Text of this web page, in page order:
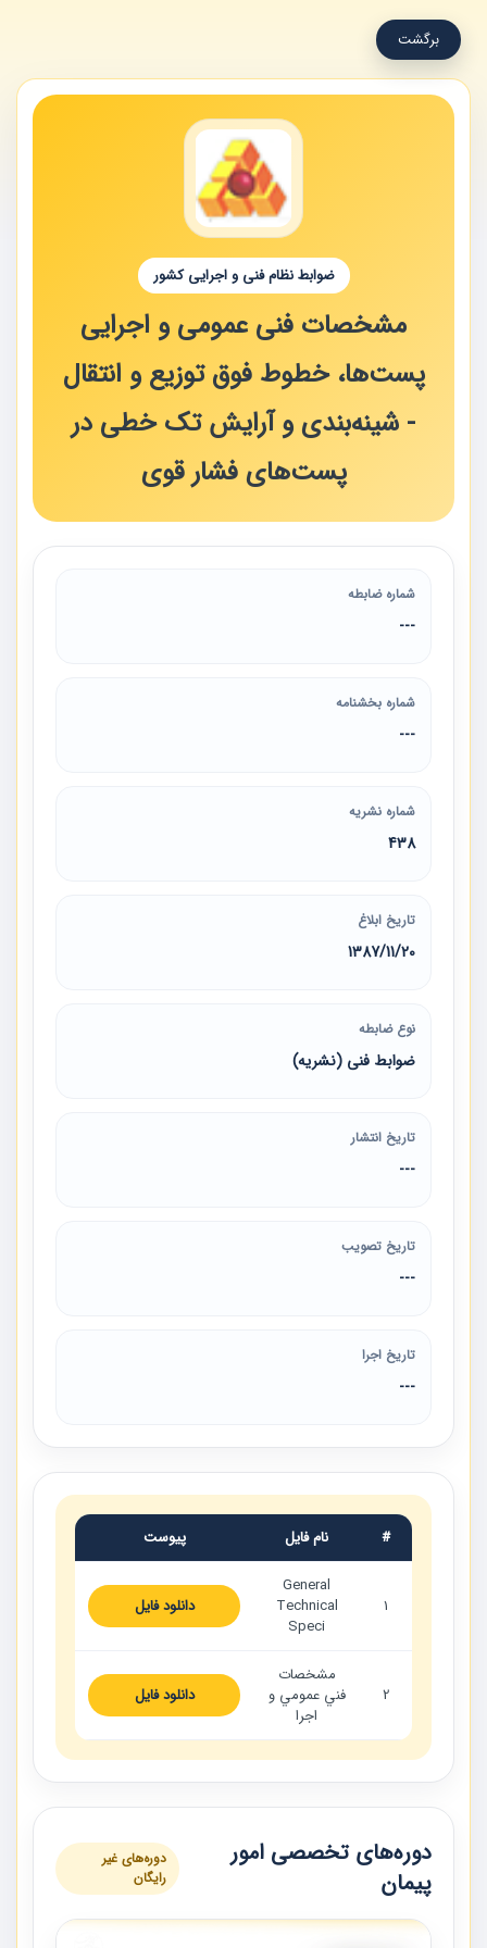
برگشت
ضوابط نظام فنی و اجرایی کشور
مشخصات فنی عمومی و اجرایی
پست‌ها، خطوط فوق توزیع و انتقال
- شینه‌بندی و آرایش تک خطی در
پست‌های فشار قوی
شماره ضابطه
---
شماره بخشنامه
---
شماره نشریه
438
تاریخ ابلاغ
1387/11/20
نوع ضابطه
ضوابط فنی (نشریه)
تاریخ انتشار
---
تاریخ تصویب
---
تاریخ اجرا
---
# نام فایل پیوست
1
General
Technical
Speci
دانلود فایل
2
مشخصات
فني عمومي و
اجرا
دانلود فایل
دوره‌های تخصصی امور
پیمان
دوره‌های غیر
رایگان